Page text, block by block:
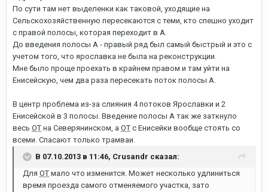
По сути там нет выделенки как таковой, уходящие на
Сельскохозяйственную пересекаются с теми, кто спешно уходит
с правой полосы, которая переходит в А.
До введения полосы А - правый ряд был самый быстрый и это с
учетом того, что ярославка не была на реконструкции.
Мне было проще проехать в крайнем правом и там уйти на
Енисейскую, чем два раза пересекать поток полосы А.
В центр проблема из-за слияния 4 потоков Ярославки и 2
Енисейской в 3 полосы. Введение полосы А так же заткнуло
весь ОТ на Северянинском, а ОТ с Енисейки вообще стоять со
всеми. Спасают только трамваи.
В 07.10.2013 в 11:46, Crusandr сказал:
Для ОТ мало что изменится. Может несколько удлиниться
время проезда самого отменяемого участка, зато